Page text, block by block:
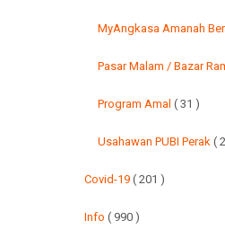
MyAngkasa Amanah
Pasar Malam / Bazar
Program Amal ( 31 )
Usahawan PUBI Perak (
Covid-19 ( 201 )
Info ( 990 )